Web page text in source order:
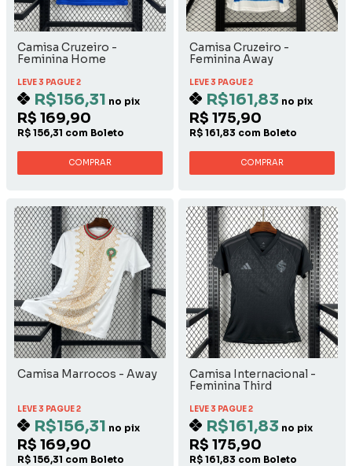
Camisa Cruzeiro -
Feminina Home
LEVE 3 PAGUE 2
R$156,31 no pix
R$ 169,90
R$ 156,31 com Boleto
COMPRAR
Camisa Cruzeiro -
Feminina Away
LEVE 3 PAGUE 2
R$161,83 no pix
R$ 175,90
R$ 161,83 com Boleto
COMPRAR
Camisa Marrocos - Away
LEVE 3 PAGUE 2
R$156,31 no pix
R$ 169,90
R$ 156,31 com Boleto
Camisa Internacional -
Feminina Third
LEVE 3 PAGUE 2
R$161,83 no pix
R$ 175,90
R$ 161,83 com Boleto